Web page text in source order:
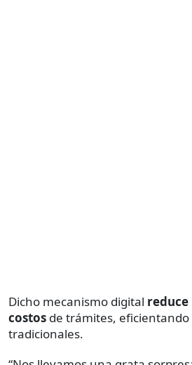
Dicho mecanismo digital reduce
costos de trámites, eficientando
tradicionales.